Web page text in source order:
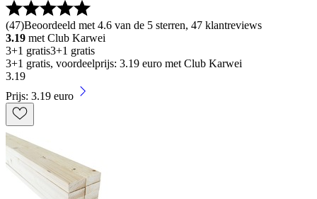
(47)Beoordeeld met 4.6 van de 5 sterren, 47 klantreviews
3.19 met Club Karwei
3+1 gratis3+1 gratis
3+1 gratis, voordeelprijs: 3.19 euro met Club Karwei
3.19
Prijs: 3.19 euro